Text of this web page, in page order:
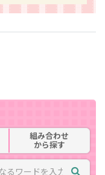
組み合わせ
から探す